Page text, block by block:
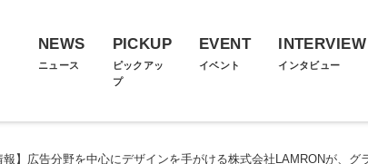
NEWS
ニュース
PICKUP
ピックアッ
プ
EVENT
イベント
INTERVIEW
インタビュー
報】広告分野を中心にデザインを手がける株式会社LAMRONが、